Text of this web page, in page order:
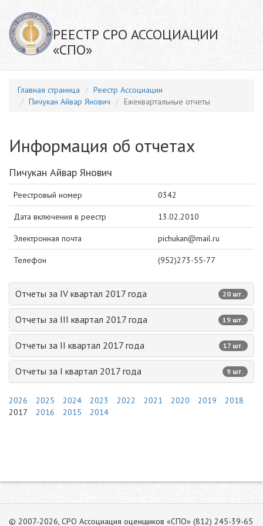
РЕЕСТР СРО АССОЦИАЦИИ
«СПО»
Главная страница
Реестр Ассоциации
Пичукан Айвар Янович
Ежеквартальные отчеты
Информация об отчетах
Пичукан Айвар Янович
Реестровый номер 0342
Дата включения в реестр 13.02.2010
Электронная почта pichukan@mail.ru
Телефон (952)273-55-77
Отчеты за IV квартал 2017 года 20 шт.
Отчеты за III квартал 2017 года 19 шт.
Отчеты за II квартал 2017 года 17 шт.
Отчеты за I квартал 2017 года 9 шт.
2026 2025 2024 2023 2022 2021 2020 2019
2018
2017
2016 2015 2014
© 2007-2026, СРО Ассоциация оценщиков «СПО» (812) 245-39-65